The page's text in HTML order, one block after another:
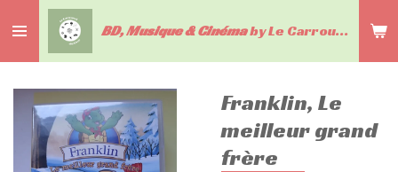
au
contenu
BD, Musique & Cinémaby Le Carrousel du livre
Franklin, Le
meilleur grand
frère